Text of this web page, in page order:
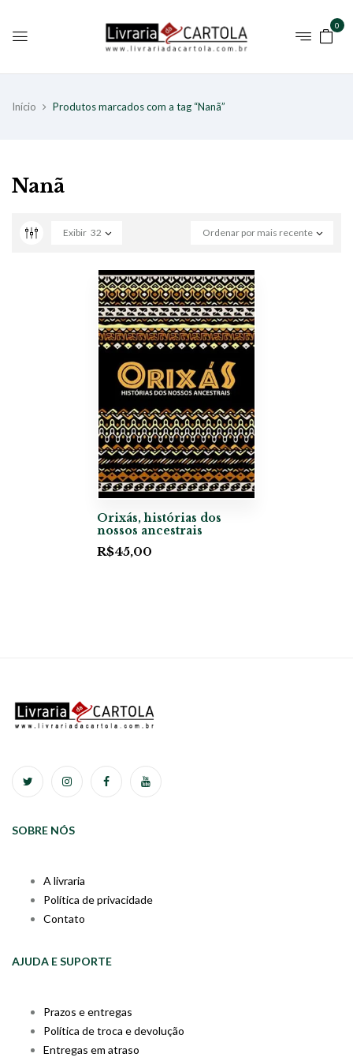
0
Início Produtos marcados com a tag “Nanã”
Nanã
Ordenar por mais recente
Exibir 32
Orixás, histórias dos
nossos ancestrais
R$45,00
SOBRE NÓS
A livraria
Política de privacidade
Contato
AJUDA E SUPORTE
Prazos e entregas
Política de troca e devolução
Entregas em atraso